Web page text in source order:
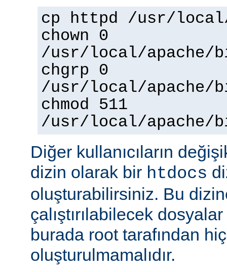
cp httpd /usr/
chown 0
/usr/local/apache/
chgrp 0
/usr/local/apache/
chmod 511
/usr/local/apache/
Diğer kullanıcıların
dizin olarak bir htdocs
oluşturabilirsiniz. Bu
çalıştırılabilecek
burada root tarafından
oluşturulmamalıdır.